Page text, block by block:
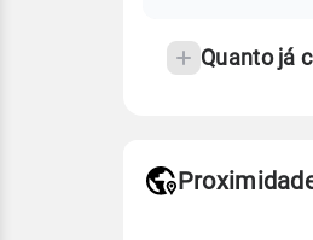
temperatura
Quanto já
de